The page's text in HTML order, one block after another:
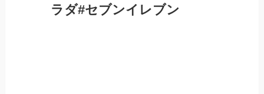
ラダ#セブンイレブン